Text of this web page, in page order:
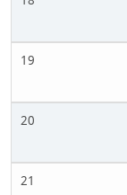
19
20
21